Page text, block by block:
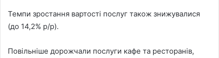
Темпи зростання вартості послуг також знижувалися
(до 14,2% р/р).
Повільніше дорожчали послуги кафе та ресторанів,